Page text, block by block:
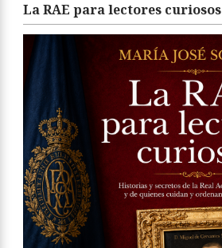
La RAE para lectores curiosos